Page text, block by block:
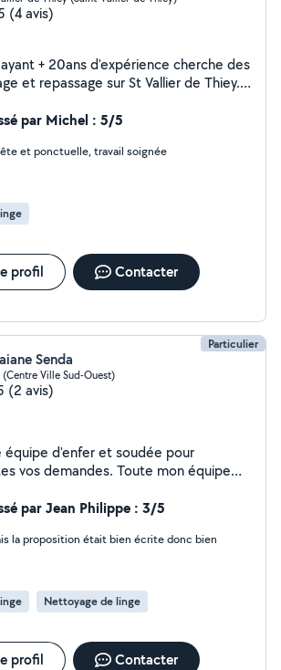
(4 avis)
+ 20ans d'expérience cherche des
le Rouret Merci de me laisser
par Michel : 5/5
une personne honnête et ponctuelle, travail soignée
profil Contacter
Particulier
Senda
(Centre Ville Sud-Ouest)
(2 avis)
équipe d'enfer et soudée pour
vos demandes. Toute mon équipe
par Jean Philippe : 3/5
la proposition était bien écrite donc bien
Nettoyage de linge
profil Contacter